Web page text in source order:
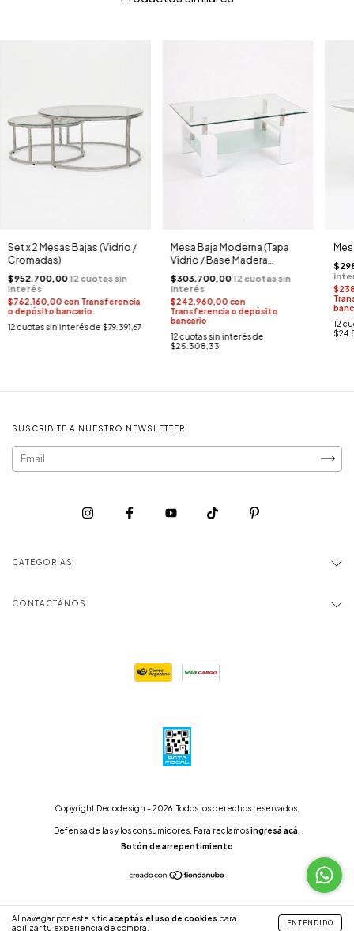
Al navegar por este sitioaceptás el uso de cookies para
agilizar tu experiencia de compra.
ENTENDIDO
Set x 2 Mesas Bajas (Vidrio /
Cromadas)
$952.700,00
$762.160,00 con Transferencia
o depósito bancario
12 cuotas sin interés de $79.391,67
Mesa Baja Moderna (Tapa
Vidrio / Base Madera
Laqueada Blanca)
$303.700,00
$242.960,00 con
Transferencia o depósito
bancario
12 cuotas sin interés de
$25.308,33
12
SUSCRIBITE A NUESTRO NEWSLETTER
CATEGORÍAS
CONTACTÁNOS
Copyright Decodesign - 2026. Todos los derechos reservados.
Defensa de las y los consumidores. Para reclamosingresá acá.
Botón de arrepentimiento